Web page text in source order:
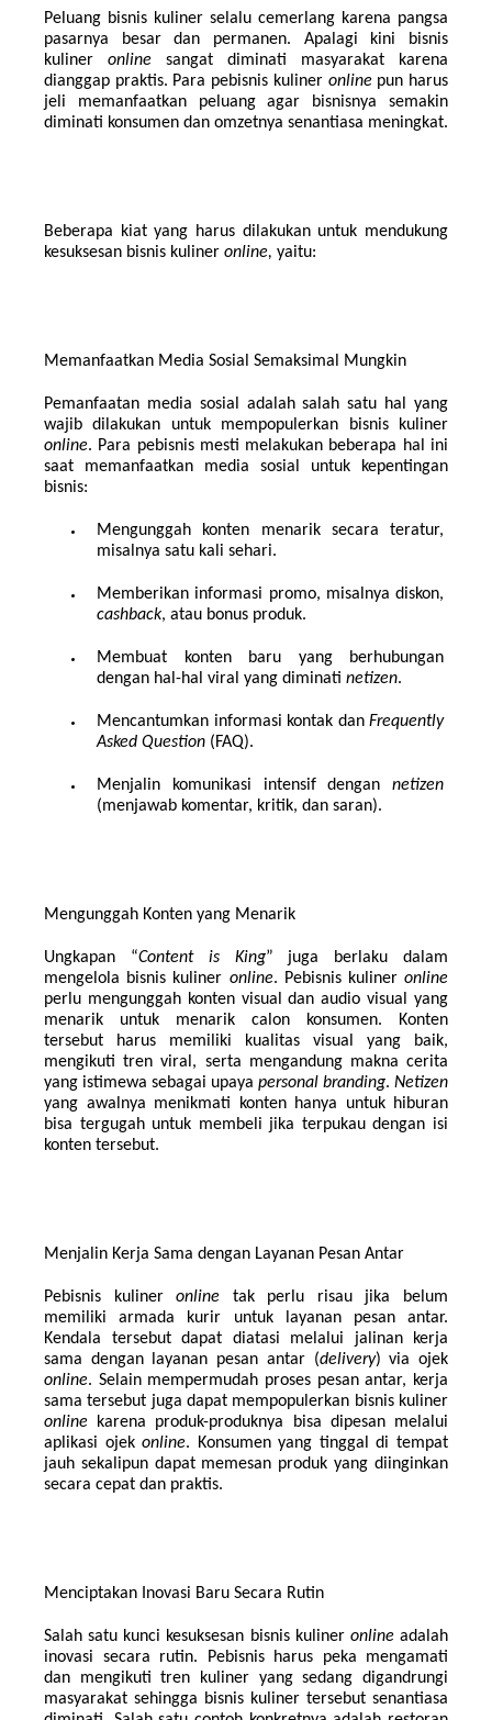
Peluang bisnis kuliner selalu cemerlang karena pangsa
pasarnya besar dan permanen. Apalagi kini bisnis
kuliner online sangat diminati masyarakat karena
dianggap praktis. Para pebisnis kuliner online pun harus
jeli memanfaatkan peluang agar bisnisnya semakin
diminati konsumen dan omzetnya senantiasa meningkat.
Beberapa kiat yang harus dilakukan untuk mendukung
kesuksesan bisnis kuliner online, yaitu:
Memanfaatkan Media Sosial Semaksimal Mungkin
Pemanfaatan media sosial adalah salah satu hal yang
online. Para pebisnis mesti melakukan beberapa hal ini
saat memanfaatkan media sosial untuk kepentingan
bisnis:
Mengunggah konten menarik secara teratur,
misalnya satu kali sehari.
cashback, atau bonus produk.
Membuat konten baru yang berhubungan
dengan hal-hal viral yang diminati netizen.
Mencantumkan informasi kontak dan Frequently
Asked Question (FAQ).
Menjalin komunikasi intensif dengan
(menjawab komentar, kritik, dan saran).
Mengunggah Konten yang Menarik
Ungkapan “Content is King” juga berlaku dalam
mengelola bisnis kuliner online. Pebisnis kuliner
perlu mengunggah konten visual dan audio visual yang
menarik untuk menarik calon konsumen. Konten
tersebut harus memiliki kualitas visual yang baik,
mengikuti tren viral, serta mengandung makna cerita
yang istimewa sebagai upaya personal branding.
yang awalnya menikmati konten hanya untuk hiburan
bisa tergugah untuk membeli jika terpukau dengan isi
konten tersebut.
Menjalin Kerja Sama dengan Layanan Pesan Antar
Pebisnis kuliner online tak perlu risau jika belum
memiliki armada kurir untuk layanan pesan antar.
Kendala tersebut dapat diatasi melalui jalinan kerja
sama dengan layanan pesan antar (delivery
online. Selain mempermudah proses pesan antar, kerja
online
karena produk-produknya bisa dipesan melalui
aplikasi ojek online. Konsumen yang tinggal di tempat
jauh sekalipun dapat memesan produk yang diinginkan
secara cepat dan praktis.
Menciptakan Inovasi Baru Secara Rutin
Salah satu kunci kesuksesan bisnis kuliner online adalah
inovasi secara rutin. Pebisnis harus peka mengamati
dan mengikuti tren kuliner yang sedang digandrungi
masyarakat sehingga bisnis kuliner tersebut senantiasa